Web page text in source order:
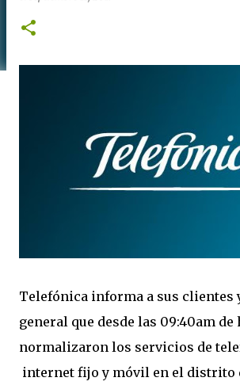
Telefónica informa a sus clientes
general que desde las 09:40am de
normalizaron los servicios de
internet fijo y móvil en el distrito